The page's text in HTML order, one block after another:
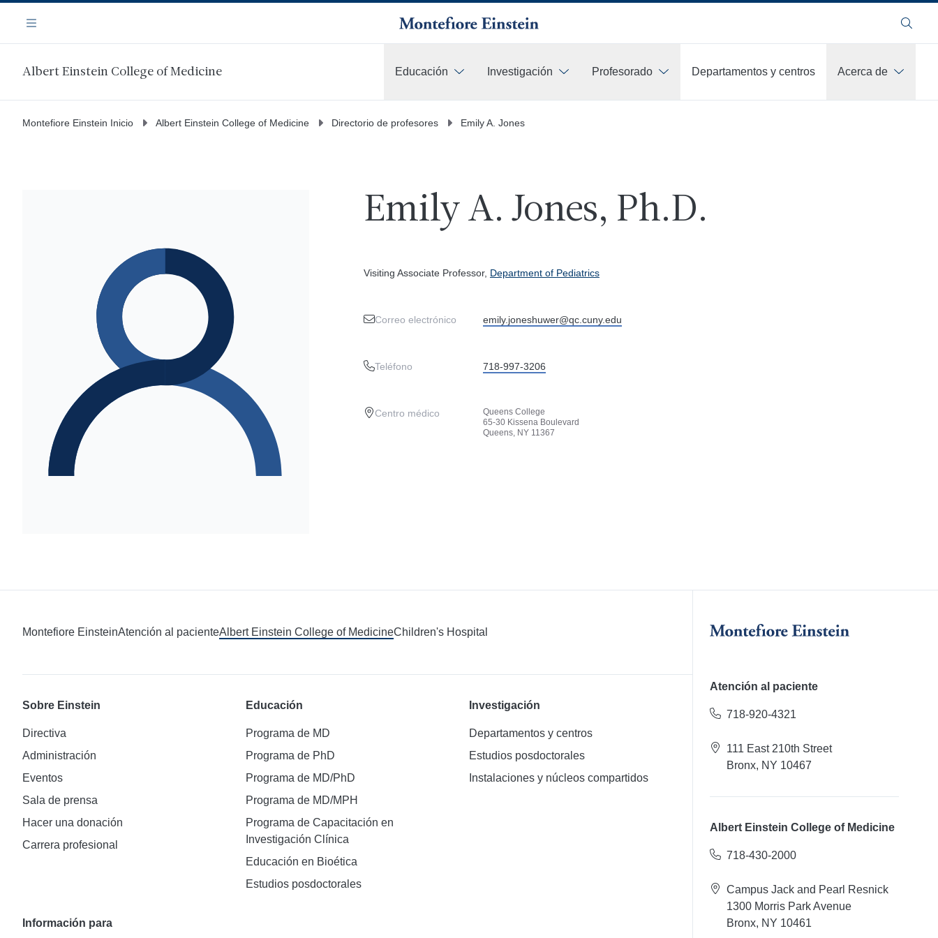
contenido
Navegación
Menú Buscar
Albert Einstein College of Medicine Educación Investigación Profesorado Departamentos y centros
Acerca de
Montefiore Einstein Inicio Albert Einstein College of Medicine Directorio de profesores Emily A. Jones
Emily A. Jones, Ph.D.
Visiting Associate Professor, Department of Pediatrics
Correo electrónico emily.joneshuwer@qc.cuny.edu
Teléfono 718-997-3206
Centro médico
Queens College
65-30 Kissena Boulevard
Queens, NY 11367
Montefiore EinsteinAtención al pacienteAlbert Einstein College of MedicineChildren's Hospital
Sobre Einstein
Directiva
Administración
Eventos
Sala de prensa
Hacer una donación
Carrera profesional
Educación
Programa de MD
Programa de PhD
Programa de MD/PhD
Programa de MD/MPH
Programa de Capacitación en
Investigación Clínica
Educación en Bioética
Estudios posdoctorales
Investigación
Departamentos y centros
Estudios posdoctorales
Instalaciones y núcleos compartidos
Información para
Atención al paciente
718-920-4321
111 East 210th Street
Bronx, NY 10467
Albert Einstein College of Medicine
718-430-2000
Campus Jack and Pearl Resnick
1300 Morris Park Avenue
Bronx, NY 10461